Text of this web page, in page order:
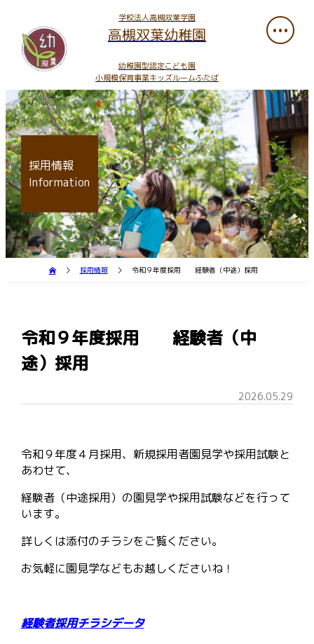
学校法人高槻双葉学園
高槻双葉幼稚園
幼稚園型認定こども園
小規模保育事業キッズルームふたば
採用情報
Information
採用情報 令和９年度採用 経験者（中途）採用
令和９年度採用 経験者（中
途）採用
2026.05.29
令和９年度４月採用、新規採用者園見学や採用試験と
あわせて、
経験者（中途採用）の園見学や採用試験などを行って
います。
詳しくは添付のチラシをご覧ください。
お気軽に園見学などもお越しくださいね！
経験者採用チラシデータ